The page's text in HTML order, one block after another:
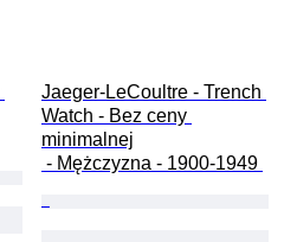
Jaeger-LeCoultre - Trench
Watch - Bez ceny
minimalnej
- Mężczyzna - 1900-1949